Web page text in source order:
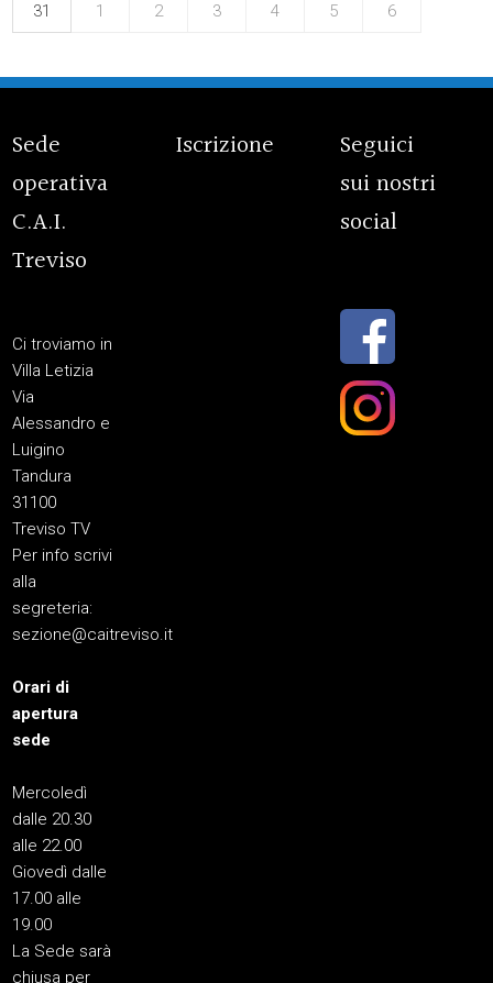
31 1 2 3 4 5 6
Sede
operativa
C.A.I.
Treviso
Ci troviamo in
Villa Letizia
Via
Alessandro e
Luigino
Tandura
31100
Treviso TV
Per info scrivi
alla
segreteria:
sezione@caitreviso.it
Orari di
apertura
sede
Mercoledì
dalle 20.30
alle 22.00
Giovedì dalle
17.00 alle
19.00
La Sede sarà
chiusa per
Iscrizione
Seguici
sui nostri
social